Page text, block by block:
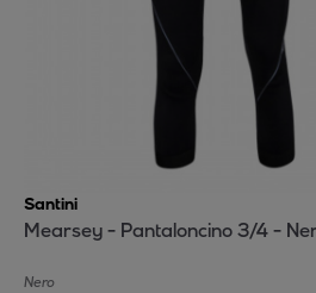
Santini
Mearsey - Pantaloncino 3/4 -
Nero